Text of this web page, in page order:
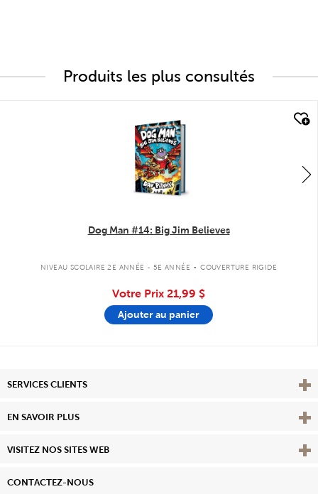
Produits les plus consultés
Dog Man #14: Big Jim Believes
NIVEAU SCOLAIRE 2E ANNÉE - 5E ANNÉE . COUVERTURE RIGIDE
Votre Prix 21,99 $
Ajouter au panier
SERVICES CLIENTS
EN SAVOIR PLUS View
VISITEZ NOS SITES WEB
CONTACTEZ-NOUS